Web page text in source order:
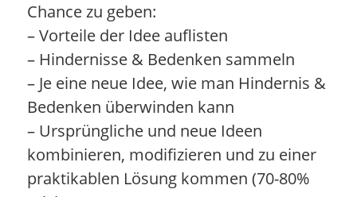
Chance zu geben:
– Vorteile der Idee auflisten
– Hindernisse & Bedenken sammeln
– Je eine neue Idee, wie man Hindernis &
Bedenken überwinden kann
– Ursprüngliche und neue Ideen
kombinieren, modifizieren und zu einer
praktikablen Lösung kommen (70-80%